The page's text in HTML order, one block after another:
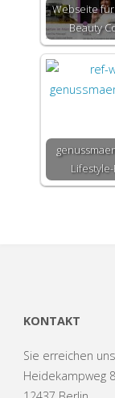
Webseite
Beauty
KONTAKT
Sie erreichen
Heidekampweg 8